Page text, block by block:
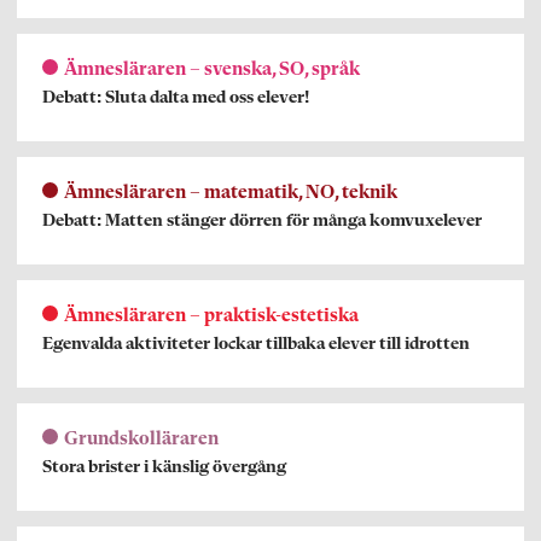
Ämnesläraren – svenska, SO, språk
Debatt: Sluta dalta med oss elever!
Ämnesläraren – matematik, NO, teknik
Debatt: Matten stänger dörren för många komvuxelever
Ämnesläraren – praktisk-estetiska
Egenvalda aktiviteter lockar tillbaka elever till idrotten
Grundskolläraren
Stora brister i känslig övergång